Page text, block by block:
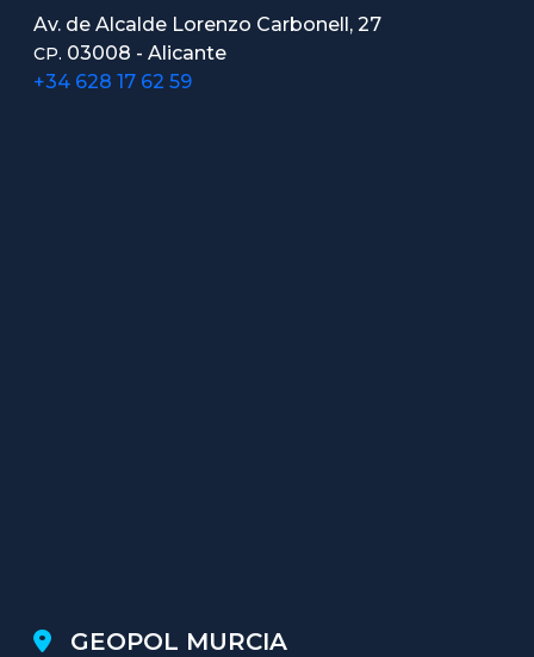
Av. de Alcalde Lorenzo Carbonell, 27
CP. 03008 - Alicante
+34 628 17 62 59
GEOPOL MURCIA